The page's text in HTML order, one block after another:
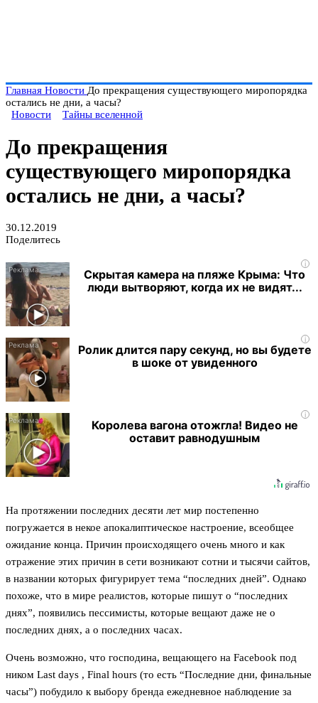
Главная Новости До прекращения существующего миропорядка
остались не дни, а часы?
Новости
Тайны вселенной
До прекращения
существующего миропорядка
остались не дни, а часы?
30.12.2019
Поделитесь
i
Скрытая камера на пляже Крыма: Что
люди вытворяют, когда их не видят...
i
Ролик длится пару секунд, но вы будете
в шоке от увиденного
i
Королева вагона отожгла! Видео не
оставит равнодушным
На протяжении последних десяти лет мир постепенно
погружается в некое апокалиптическое настроение, всеобщее
ожидание конца. Причин происходящего очень много и как
отражение этих причин в сети возникают сотни и тысячи сайтов,
в названии которых фигурирует тема “последних дней”. Однако
похоже, что в мире реалистов, которые пишут о “последних
днях”, появились пессимисты, которые вещают даже не о
последних днях, а о последних часах.
Очень возможно, что господина, вещающего на Facebook под
ником Last days , Final hours (то есть “Последние дни, финальные
часы”) побудило к выбору бренда ежедневное наблюдение за